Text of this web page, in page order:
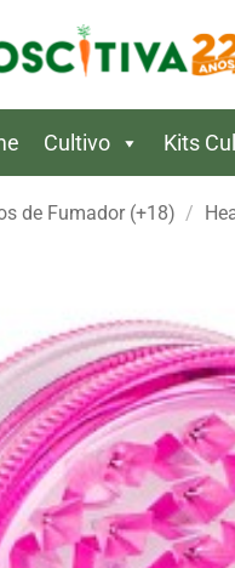
Cultivo Kits
de Fumador (+18) /